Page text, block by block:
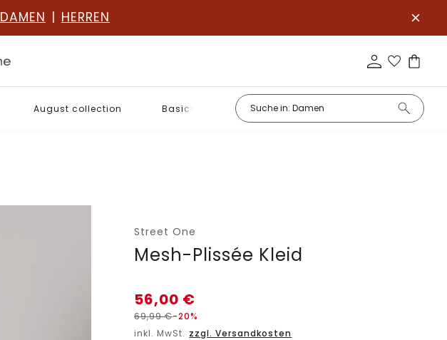
DAMEN | HERREN
August collection Basics
Street One
Mesh-Plissée Kleid
56,00 €
69,99€-20%
inkl. MwSt. zzgl. Versandkosten